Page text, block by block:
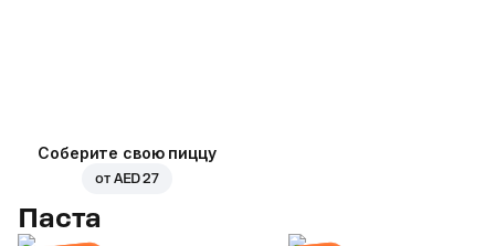
Соберите свою пиццу
от AED 27
Паста